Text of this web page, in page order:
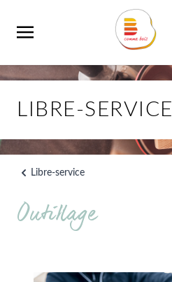
LIBRE-SERVICE
Libre-service
Outillage